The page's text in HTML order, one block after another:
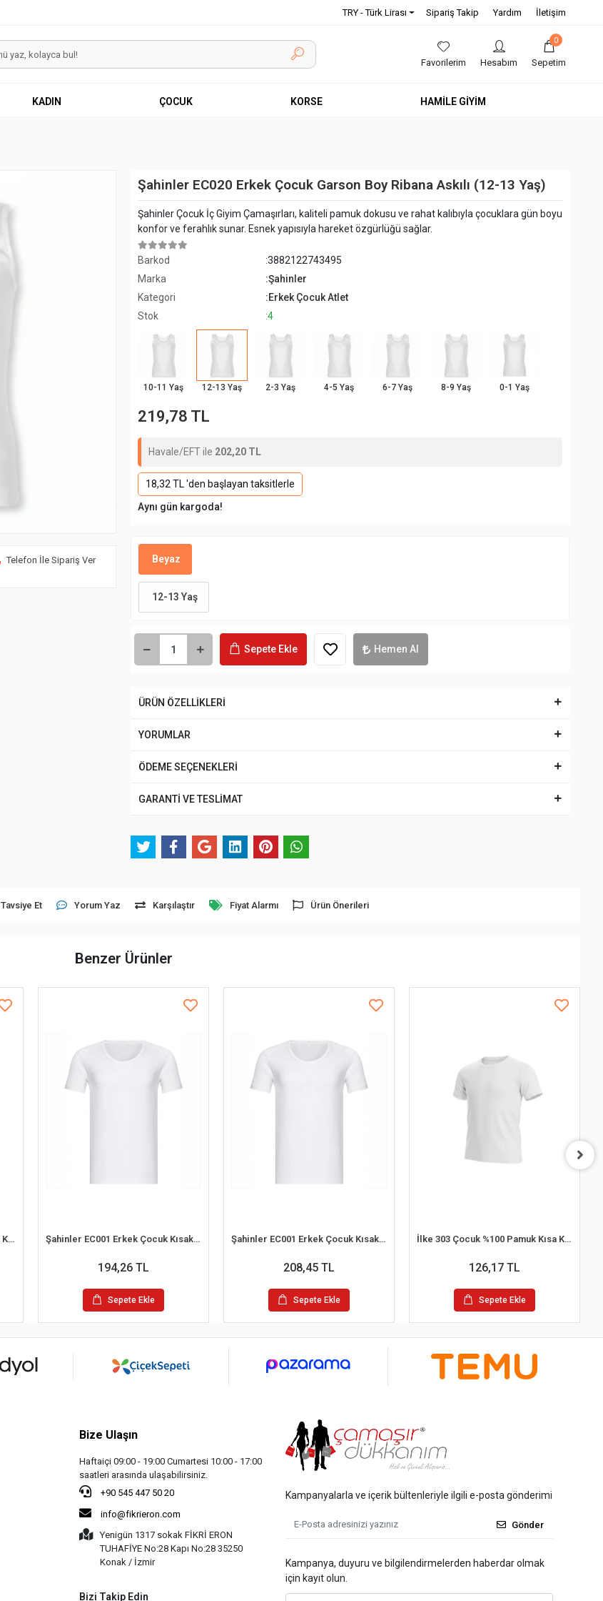
TRY - Türk Lirası Sipariş Takip Yardım İletişim
Favorilerim Hesabım
0
Sepetim
KADIN ÇOCUK KORSE HAMİLE GİYİM
Telefon İle Sipariş Ver
Şahinler EC020 Erkek Çocuk Garson Boy Ribana Askılı (12-13 Yaş)
Şahinler Çocuk İç Giyim Çamaşırları, kaliteli pamuk dokusu ve rahat kalıbıyla çocuklara gün boyu
konfor ve ferahlık sunar. Esnek yapısıyla hareket özgürlüğü sağlar.
Barkod
:3882122743495
Marka
:Şahinler
Kategori
:Erkek Çocuk Atlet
Stok
:4
10-11 Yaş 12-13 Yaş 2-3 Yaş 4-5 Yaş 6-7 Yaş 8-9 Yaş 0-1 Yaş
219,78 TL
Havale/EFT ile 202,20 TL
18,32 TL 'den başlayan taksitlerle
Aynı gün kargoda!
Beyaz
12-13 Yaş
Sepete Ekle Hemen Al
ÜRÜN ÖZELLİKLERİ
YORUMLAR
ÖDEME SEÇENEKLERİ
GARANTİ VE TESLİMAT
Tavsiye Et Yorum Yaz Karşılaştır Fiyat Alarmı Ürün Önerileri
Benzer Ürünler
İlke 302 Çocuk %100 Pamuk Kısa Kol Atlet (1-2 Yaş) Şahinler EC001 Erkek Çocuk Kısakol Atlet (4-5 Yaş)
194,26 TL
Sepete Ekle
Şahinler EC001 Erkek Çocuk Kısakol Atlet (8-9 Yaş)
208,45 TL
Sepete Ekle
İlke 303 Çocuk %100 Pamuk Kısa Kol O-Yaka Atlet (9-10 Yaş)
126,17 TL
Sepete Ekle
Bize Ulaşın
Haftaiçi 09:00 - 19:00 Cumartesi 10:00 - 17:00
saatleri arasında ulaşabilirsiniz.
+90 545 447 50 20
info@fikrieron.com
Yenigün 1317 sokak FİKRİ ERON
TUHAFİYE No:28 Kapı No:28 35250
Konak / İzmir
Bizi Takip Edin
Kampanyalarla ve içerik bültenleriyle ilgili e-posta gönderimi
Gönder
Kampanya, duyuru ve bilgilendirmelerden haberdar olmak
için kayıt olun.